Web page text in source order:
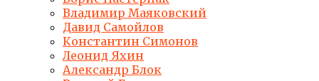
Владимир Маяковский
Давид Самойлов
Константин Симонов
Леонид Яхин
Александр Блок